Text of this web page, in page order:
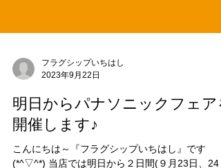
フラグシップいちはし
2023年9月22日